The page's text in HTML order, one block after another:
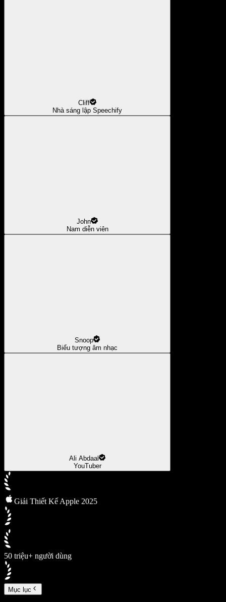
Cliff
Nhà sáng lập Speechify
John
Nam diễn viên
Snoop
Biểu tượng âm nhạc
Ali Abdaal
YouTuber
Giải Thiết Kế Apple 2025
50 triệu+ người dùng
Mục lục